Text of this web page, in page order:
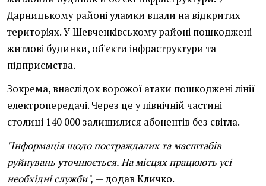
Дарницькому районі уламки впали на відкритих
територіях. У Шевченківському районі пошкоджені
житлові будинки, об'єкти інфраструктури та
підприємства.
Зокрема, внаслідок ворожої атаки пошкоджені лінії
електропередачі. Через це у північній частині
столиці 140 000 залишилися абонентів без світла.
"Інформація щодо постраждалих та масштабів
руйнувань уточнюється. На місцях працюють усі
необхідні служби", — додав Кличко.